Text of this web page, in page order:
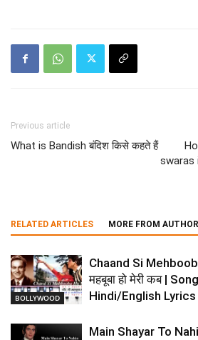
Previous article
What is Bandish बंदिश किसे कहते हैं
swaras
RELATED ARTICLES MORE FROM AUTHOR
BOLLYWOOD
Chaand Si
महबूबा हो मेरी कब |
Hindi/English Lyrics
Main Shayar To